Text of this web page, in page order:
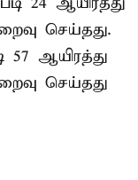
செய்தது.
57 ஆயிரத்து
செய்தது